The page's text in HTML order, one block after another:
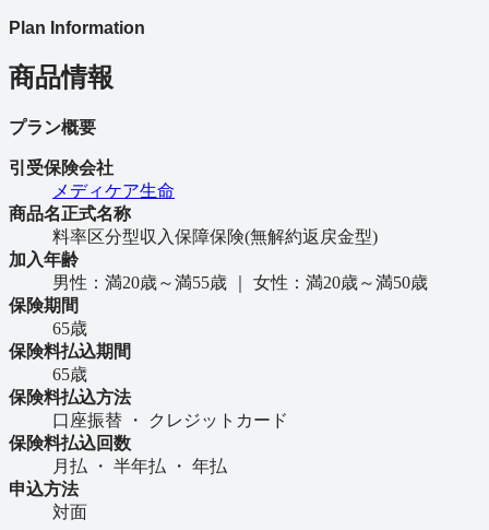
Plan Information
商品情報
プラン概要
引受保険会社
メディケア生命
商品名正式名称
料率区分型収入保障保険(無解約返戻金型)
加入年齢
男性：満20歳～満55歳 ｜ 女性：満20歳～満50歳
保険期間
65歳
保険料払込期間
65歳
保険料払込方法
口座振替 ・ クレジットカード
保険料払込回数
月払 ・ 半年払 ・ 年払
申込方法
対面